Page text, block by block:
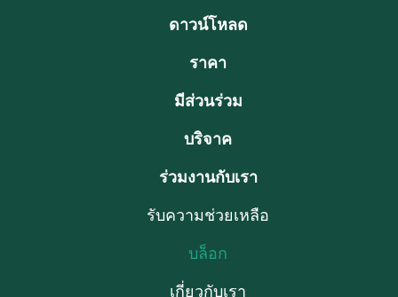
ดาวน์โหลด
ราคา
มีส่วนร่วม
บริจาค
ร่วมงานกับเรา
รับความช่วยเหลือ
บล็อก
เกี่ยวกับเรา